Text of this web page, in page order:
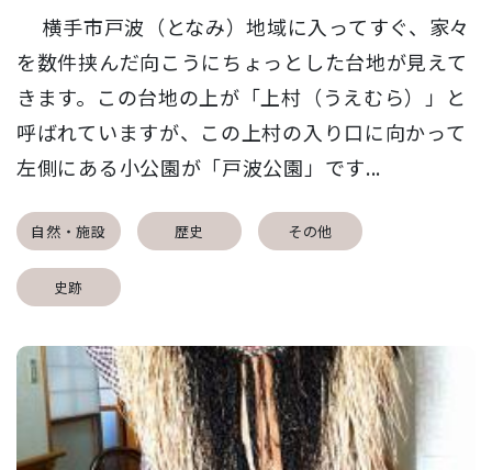
横手市戸波（となみ）地域に入ってすぐ、家々
を数件挟んだ向こうにちょっとした台地が見えて
きます。この台地の上が「上村（うえむら）」と
呼ばれていますが、この上村の入り口に向かって
左側にある小公園が「戸波公園」です...
自然・施設 歴史 その他
史跡